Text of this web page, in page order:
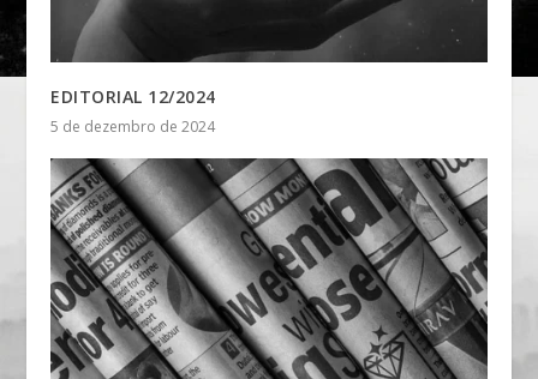
EDITORIAL 12/2024
5 de dezembro de 2024